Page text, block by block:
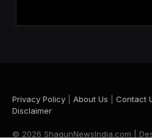
Privacy Policy About Us Contact
Disclaimer
© 2026 ShagunNewsIndia.com |